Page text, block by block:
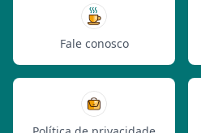
Fale conosco